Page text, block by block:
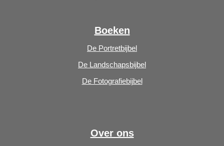
Boeken
De Portretbijbel
De Landschapsbijbel
De Fotografiebijbel
Over ons